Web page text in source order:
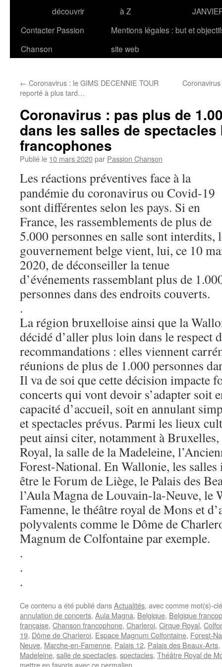
découvrir
à Z
Contacter Passion
Chanson
Mentions légales : but et
site web
← Coronavirus : le GIMS DECENNIE TOUR
reporté à plus tard…
Coronavirus : pas plus de
dans les salles de spectacles
francophones
Publié le 10 mars 2020par Passion Chanson
Les réactions préventives face à la
pandémie du coronavirus ou Covid-19
sont différentes selon les pays. Si en
France, les rassemblements de plus de
5.000 personnes en salle sont interdits,
gouvernement belge vient, lui, ce 10
2020, de déconseiller la tenue
d’événements rassemblant plus de
personnes dans des endroits couverts.
.
La région bruxelloise ainsi que la
décidé d’aller plus loin dans le respect
recommandations : elles viennent
réunions de plus de 1.000 personnes
Il va de soi que cette décision impacte
concerts qui vont devoir s’adapter soit
capacité d’accueil, soit en annulant
et spectacles prévus. Parmi les lieux
peut ainsi citer, notamment à
Royal, la salle de la Madeleine,
Forest-National. En Wallonie, les
être le Forum de Liège, le Palais des
l’Aula Magna de Louvain-la-Neuve, le
Famenne, le théâtre royal de Mons et
polyvalents comme le Dôme de
Magnum de Colfontaine par exemple.
.
.
.
Ce contenu a été publié dansActualités, avec comme mot(s)-
annulation de concerts, Aula Magna, Belgique, Belgique
française, Chanson francophone, Charleroi, Cirque Royal,
19, Dôme de Charleroi, Espace Magnum Colfontaine, Forest-
Neuve, Marche-en-Famenne, Palais 12, Palais des Beaux-Arts,
Madeleine, salle de spectacles, spectacles, Théâtre Royal de
mettre en favoris avecce permalien